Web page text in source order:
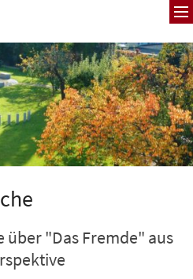
über "Das Fremde" aus